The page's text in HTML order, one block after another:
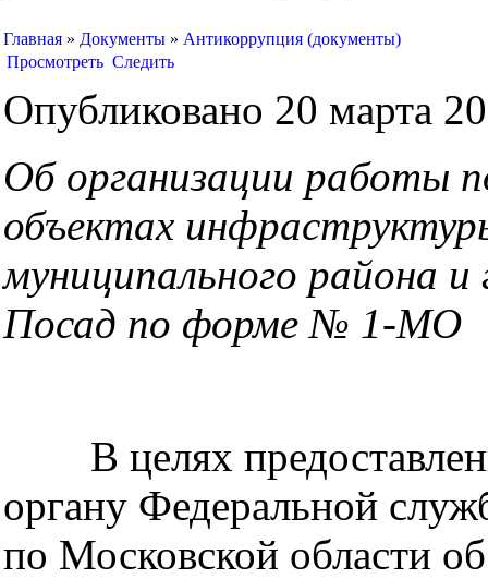
Главная » Документы » Антикоррупция (документы)
Просмотреть Следить
Опубликовано 20 марта
Об организации работы
объектах
муниципального района и
Посад по форме № 1-МО
В целях
органу Федеральной
по Московской области